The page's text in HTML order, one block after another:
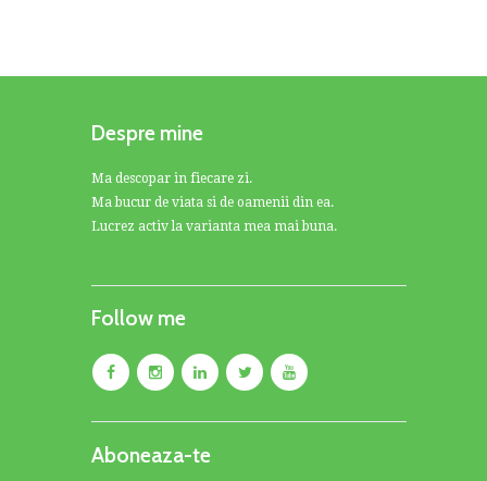
Despre mine
Ma descopar in fiecare zi.
Ma bucur de viata si de oamenii din ea.
Lucrez activ la varianta mea mai buna.
Follow me
Aboneaza-te